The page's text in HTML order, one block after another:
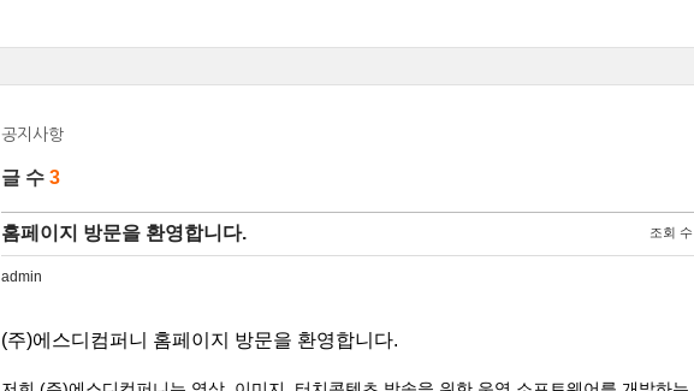
공지사항
글 수 3
홈페이지 방문을 환영합니다. 조회 수
admin
(주)에스디컴퍼니 홈페이지 방문을 환영합니다.